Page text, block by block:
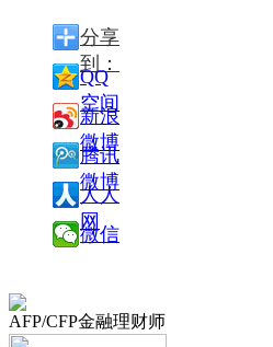
分享
到：
QQ
空间
新浪
微博
腾讯
微博
人人
网
微信
AFP/CFP金融理财师